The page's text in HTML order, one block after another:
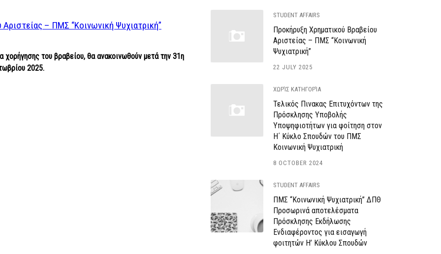
– ΠΜΣ “Κοινωνική Ψυχιατρική”
χορήγησης του βραβείου, θα ανακοινωθούν μετά την 31η
2025.
STUDENT AFFAIRS
Προκήρυξη Χρηματικού Βραβείου
Αριστείας – ΠΜΣ “Κοινωνική
Ψυχιατρική”
22 JULY 2025
ΧΩΡΊΣ ΚΑΤΗΓΟΡΊΑ
Τελικός Πινακας Επιτυχόντων της
Πρόσκλησης Υποβολής
Υποψηφιοτήτων για φοίτηση στον
Η΄ Κύκλο Σπουδών του ΠΜΣ
Κοινωνική Ψυχιατρική
8 OCTOBER 2024
STUDENT AFFAIRS
ΠΜΣ “Κοινωνική Ψυχιατρική” ΔΠΘ
Προσωρινά αποτελέσματα
Πρόσκλησης Εκδήλωσης
Ενδιαφέροντος για εισαγωγή
φοιτητών Η’ Κύκλου Σπουδών